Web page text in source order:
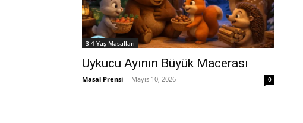
3-4 Yaş Masalları
Uykucu Ayının Büyük Macerası
Masal Prensi - Mayıs 10, 2026 0